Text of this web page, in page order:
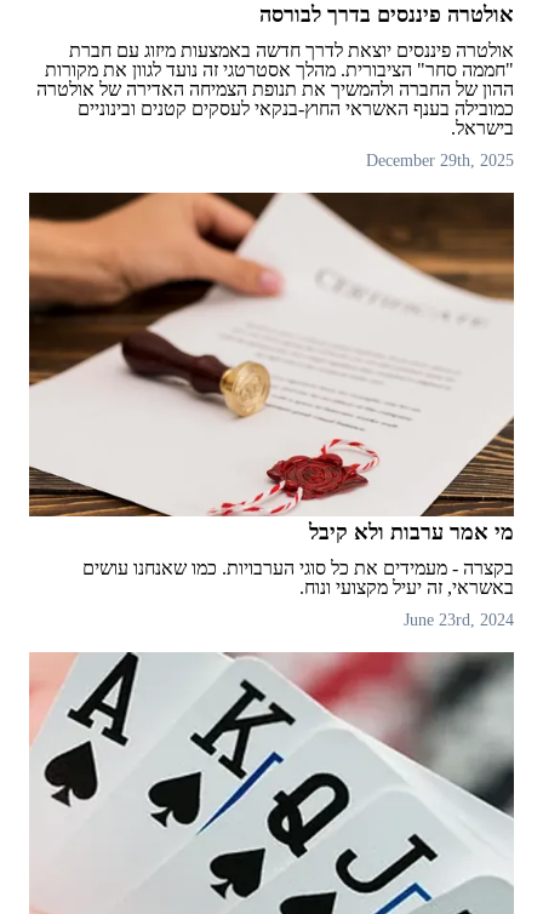
אולטרה פיננסים בדרך לבורסה
אולטרה פיננסים יוצאת לדרך חדשה באמצעות מיזוג עם חברת
"חממה סחר" הציבורית. מהלך אסטרטגי זה נועד לגוון את מקורות
ההון של החברה ולהמשיך את תנופת הצמיחה האדירה של אולטרה
כמובילה בענף האשראי החוץ-בנקאי לעסקים קטנים ובינוניים
בישראל.
December 29th, 2025
מי אמר ערבות ולא קיבל
בקצרה - מעמידים את כל סוגי הערבויות. כמו שאנחנו עושים
באשראי, זה יעיל מקצועי ונוח.
June 23rd, 2024